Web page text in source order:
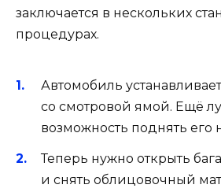
заключается в нескольких
процедурах.
Автомобиль
со смотровой ямой. Ещё
возможность поднять его
Теперь нужно открыть
и снять облицовочный